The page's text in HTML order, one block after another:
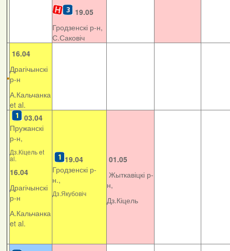
19.05
Гродзенскі р-н,
С.Саковіч
16.04
Драгічынскі
р-н
А.Кальчанка
et al.
03.04
Пружанскі
р-н,
Дз.Кіцель et
al.
16.04
Драгічынскі
р-н
А.Кальчанка
et al.
19.04
Гродзенскі р-
н.,
Дз.Якубовіч
01.05
Жыткавіцкі р-
н,
Дз.Кіцель